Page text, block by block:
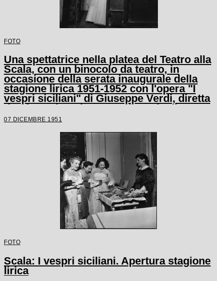
FOTO
Una spettatrice nella platea del Teatro alla
Scala, con un binocolo da teatro, in
occasione della serata inaugurale della
stagione lirica 1951-1952 con l'opera "I
vespri siciliani" di Giuseppe Verdi, diretta
da Victor de Sabata, con la regia di
Herbert Graf
07 DICEMBRE 1951
FOTO
Scala: I vespri siciliani. Apertura stagione
lirica